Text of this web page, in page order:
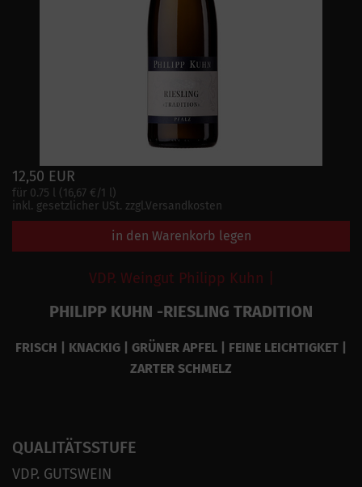
12,50 EUR
für 0.75 l (16,67 €/1 l)
inkl. gesetzlicher USt. zzgl.Versandkosten
in den Warenkorb legen
VDP. Weingut Philipp Kuhn |
PHILIPP KUHN -RIESLING TRADITION
FRISCH | KNACKIG | GRÜNER APFEL | FEINE LEICHTIGKET |
ZARTER SCHMELZ
QUALITÄTSSTUFE
VDP. GUTSWEIN